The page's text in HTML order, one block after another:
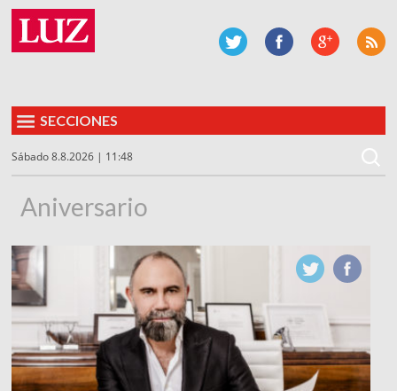
SECCIONES
Sábado 8.8.2026 | 11:48
Aniversario